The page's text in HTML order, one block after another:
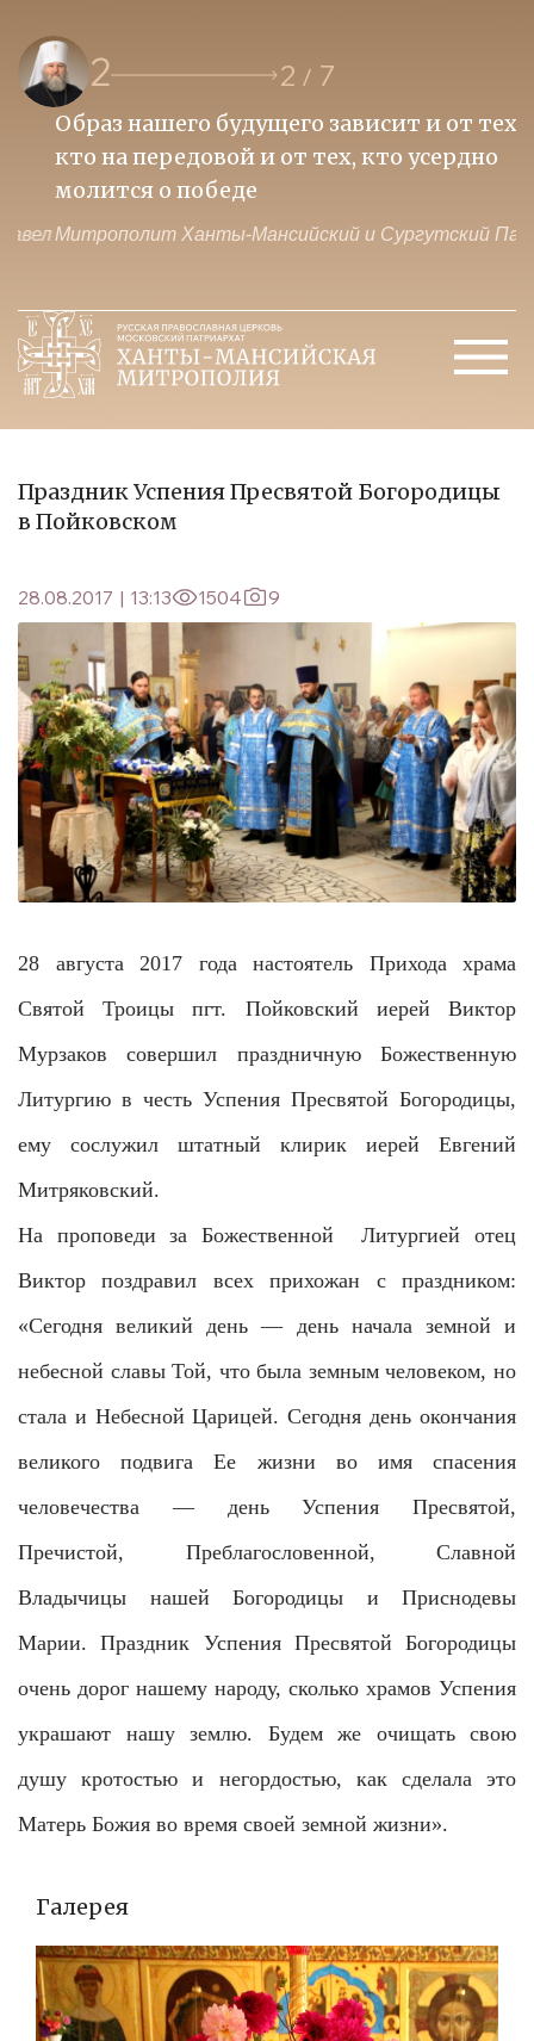
2 2 / 7
Образ нашего будущего зависит и от тех,
кто на передовой и от тех, кто усердно
молится о победе
Митрополит Ханты-Мансийский и Сургутский Павел
Праздник Успения Пресвятой Богородицы
в Пойковском
28.08.2017 | 13:13 1504 9
28 августа 2017 года настоятель Прихода храма
Святой Троицы пгт. Пойковский иерей Виктор
Мурзаков совершил праздничную Божественную
Литургию в честь Успения Пресвятой Богородицы,
ему сослужил штатный клирик иерей Евгений
Митряковский.
На проповеди за Божественной Литургией отец
Виктор поздравил всех прихожан с праздником:
«Сегодня великий день — день начала земной и
небесной славы Той, что была земным человеком, но
стала и Небесной Царицей. Сегодня день окончания
великого подвига Ее жизни во имя спасения
человечества — день Успения Пресвятой,
Пречистой, Преблагословенной, Славной
Владычицы нашей Богородицы и Приснодевы
Марии. Праздник Успения Пресвятой Богородицы
очень дорог нашему народу, сколько храмов Успения
украшают нашу землю. Будем же очищать свою
душу кротостью и негордостью, как сделала это
Матерь Божия во время своей земной жизни».
Галерея